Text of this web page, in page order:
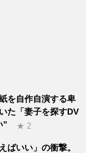
を自作自演する卑
た「妻子を探すDV
”
★ 2
ばいい」の衝撃。